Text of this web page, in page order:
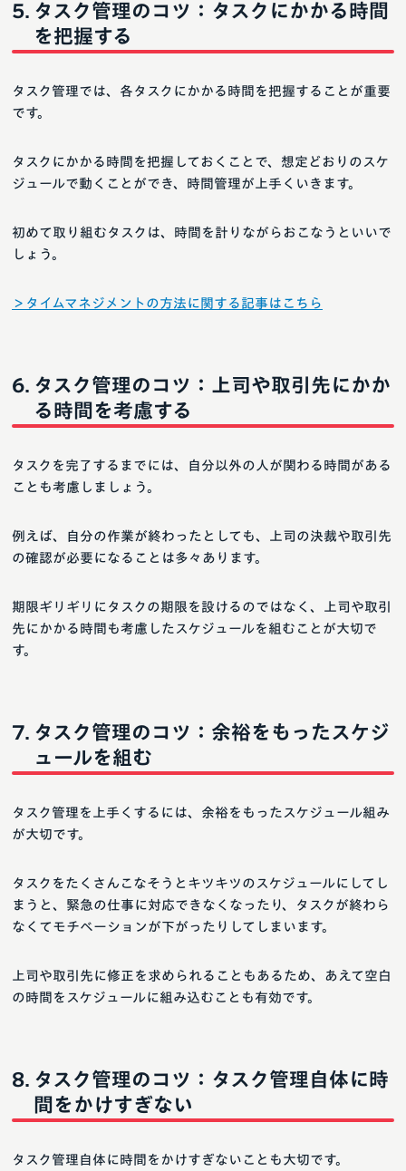
タスク管理のコツ：タスクにかかる時間
を把握する
タスク管理では、各タスクにかかる時間を把握することが重要
です。
タスクにかかる時間を把握しておくことで、想定どおりのスケ
ジュールで動くことができ、時間管理が上手くいきます。
初めて取り組むタスクは、時間を計りながらおこなうといいで
しょう。
＞タイムマネジメントの方法に関する記事はこちら
タスク管理のコツ：上司や取引先にかか
る時間を考慮する
タスクを完了するまでには、自分以外の人が関わる時間がある
ことも考慮しましょう。
例えば、自分の作業が終わったとしても、上司の決裁や取引先
の確認が必要になることは多々あります。
期限ギリギリにタスクの期限を設けるのではなく、上司や取引
先にかかる時間も考慮したスケジュールを組むことが大切で
す。
タスク管理のコツ：余裕をもったスケジ
ュールを組む
タスク管理を上手くするには、余裕をもったスケジュール組み
が大切です。
タスクをたくさんこなそうとキツキツのスケジュールにしてし
まうと、緊急の仕事に対応できなくなったり、タスクが終わら
なくてモチベーションが下がったりしてしまいます。
上司や取引先に修正を求められることもあるため、あえて空白
の時間をスケジュールに組み込むことも有効です。
タスク管理のコツ：タスク管理自体に時
間をかけすぎない
タスク管理自体に時間をかけすぎないことも大切です。